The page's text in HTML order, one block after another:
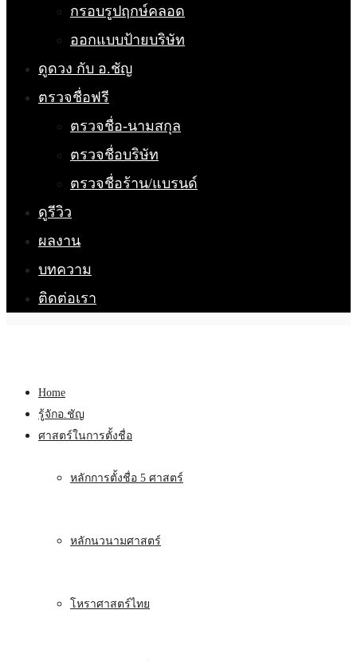
กรอบรูปฤกษ์คลอด
ออกแบบป้ายบริษัท
ดูดวง กับ อ.ชัญ
ตรวจชื่อฟรี
ตรวจชื่อ-นามสกุล
ตรวจชื่อบริษัท
ตรวจชื่อร้าน/แบรนด์
ดูรีวิว
ผลงาน
บทความ
ติดต่อเรา
Home
รู้จักอ.ชัญ
ศาสตร์ในการตั้งชื่อ
หลักการตั้งชื่อ 5 ศาสตร์
หลักนวนามศาสตร์
โหราศาสตร์ไทย